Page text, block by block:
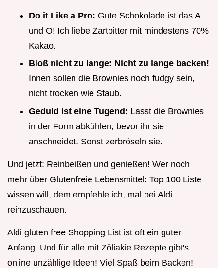
Do it Like a Pro: Gute Schokolade ist das A
und O! Ich liebe Zartbitter mit mindestens 70%
Kakao.
Bloß nicht zu lange: Nicht zu lange backen!
Innen sollen die Brownies noch fudgy sein,
nicht trocken wie Staub.
Geduld ist eine Tugend: Lasst die Brownies
in der Form abkühlen, bevor ihr sie
anschneidet. Sonst zerbröseln sie.
Und jetzt: Reinbeißen und genießen! Wer noch
mehr über Glutenfreie Lebensmittel: Top 100 Liste
wissen will, dem empfehle ich, mal bei Aldi
reinzuschauen.
Aldi gluten free Shopping List ist oft ein guter
Anfang. Und für alle mit Zöliakie Rezepte gibt's
online unzählige Ideen! Viel Spaß beim Backen!